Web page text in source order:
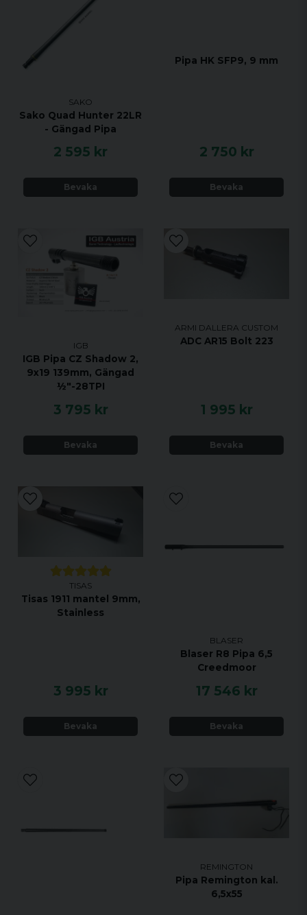
SAKO
Sako Quad Hunter 22LR
- Gängad Pipa
2 595 kr
Bevaka
Pipa HK SFP9, 9 mm
2 750 kr
Bevaka
IGB
IGB Pipa CZ Shadow 2,
9x19 139mm, Gängad
½"-28TPI
3 795 kr
Bevaka
ARMI DALLERA CUSTOM
ADC AR15 Bolt 223
1 995 kr
Bevaka
TISAS
Tisas 1911 mantel 9mm,
Stainless
3 995 kr
Bevaka
BLASER
Blaser R8 Pipa 6,5
Creedmoor
17 546 kr
Bevaka
REMINGTON
Pipa Remington kal.
6,5x55